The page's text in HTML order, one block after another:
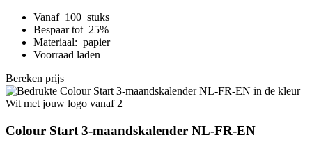
Vanaf 100 stuks
Bespaar tot 25%
Materiaal: papier
Voorraad laden
Bereken prijs
Colour Start 3-maandskalender NL-FR-EN